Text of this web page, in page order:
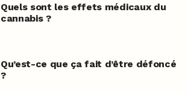
Quels sont les effets médicaux du
cannabis ?
Qu’est-ce que ça fait d’être défoncé
?